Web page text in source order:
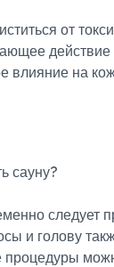
от
влияние на
сауну?
следует
и голову